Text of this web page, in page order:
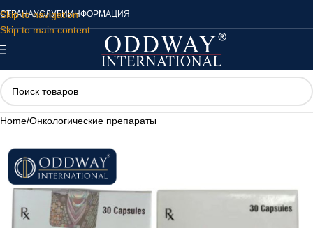
Skip to navigation
Skip to main content
СТРАНАУСЛУГИИНФОРМАЦИЯ
Home/Онкологические препараты